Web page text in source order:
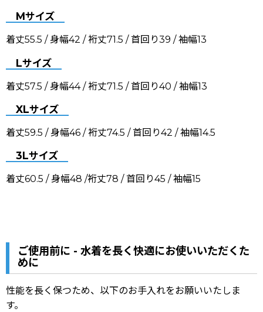
Mサイズ
着丈55.5 / 身幅42 / 裄丈71.5 / 首回り39 / 袖幅13
Lサイズ
着丈57.5 / 身幅44 / 裄丈71.5 / 首回り40 / 袖幅13
XLサイズ
着丈59.5 / 身幅46 / 裄丈74.5 / 首回り42 / 袖幅14.5
3Lサイズ
着丈60.5 / 身幅48 /裄丈78 / 首回り45 / 袖幅15
ご使用前に - 水着を長く快適にお使いいただくた
めに
性能を長く保つため、以下のお手入れをお願いいたしま
す。